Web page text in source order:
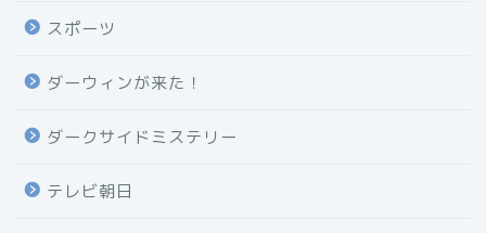
スポーツ
ダーウィンが来た！
ダークサイドミステリー
テレビ朝日